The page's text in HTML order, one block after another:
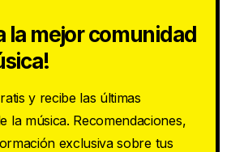
la mejor comunidad
y recibe las últimas
la música. Recomendaciones,
exclusiva sobre tus